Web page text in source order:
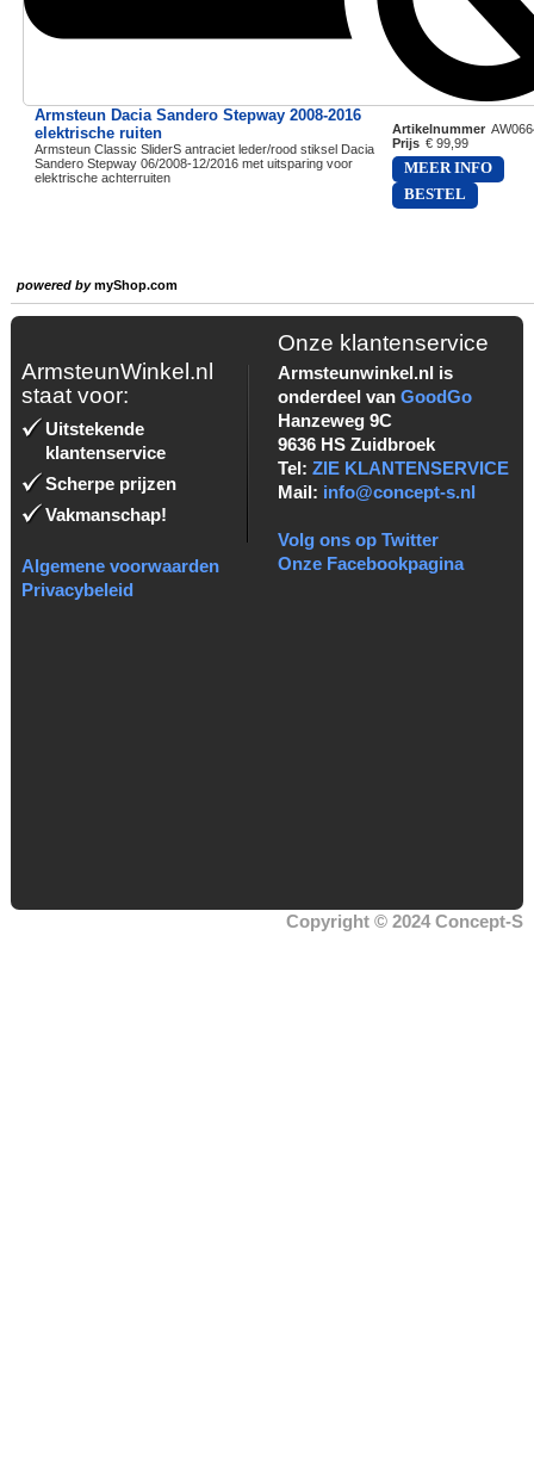
Armsteun Dacia Sandero Stepway 2008-2016
elektrische ruiten
Armsteun Classic SliderS antraciet leder/rood stiksel Dacia
Sandero Stepway 06/2008-12/2016 met uitsparing voor
elektrische achterruiten
Artikelnummer
Prijs € 99,99
MEER INFO
BESTEL
powered bymyShop.com
ArmsteunWinkel.nl
staat voor:
Uitstekende
klantenservice
Scherpe prijzen
Vakmanschap!
Algemene voorwaarden
Privacybeleid
Onze klantenservice
Armsteunwinkel.nl is
onderdeel van GoodGo
Hanzeweg 9C
9636 HS Zuidbroek
Tel: ZIE KLANTENSERVICE
Mail: info@concept-s.nl
Volg ons op Twitter
Onze Facebookpagina
Copyright © 2024 Concept-S